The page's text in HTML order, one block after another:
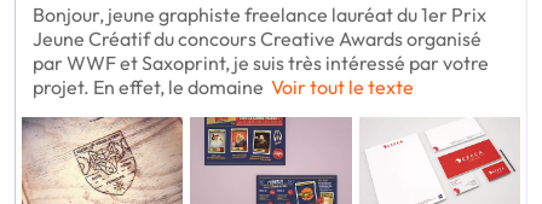
Bonjour, jeune graphiste freelance lauréat du 1er Prix
Jeune Créatif du concours Creative Awards organisé
par WWF et Saxoprint, je suis très intéressé par votre
projet. En effet, le domaine Voir tout le texte